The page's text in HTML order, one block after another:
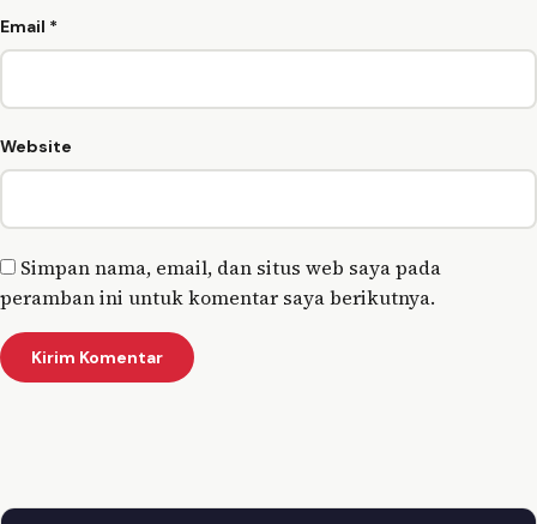
Email *
Website
Simpan nama, email, dan situs web saya pada
peramban ini untuk komentar saya berikutnya.